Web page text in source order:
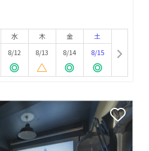
水
8/12
木
8/13
金
8/14
土
8/15